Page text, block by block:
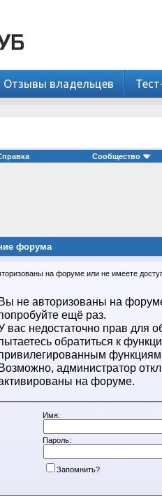
Отзывы владельцев
Сообщество
форума
на форуме или не имеете
Вы не авторизованы на
ещё раз.
вас недостаточно прав для
обратиться к
Возможно, администратор
на форуме.
Имя:
Пароль:
Запомнить?